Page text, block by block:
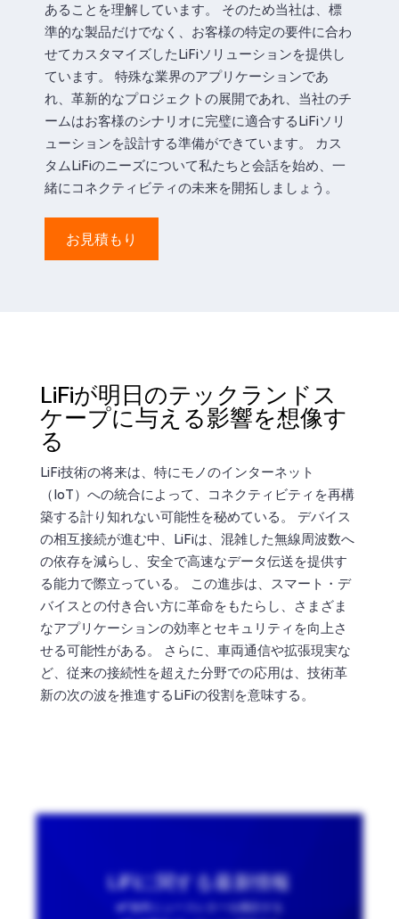
あることを理解しています。 そのため当社は、標
準的な製品だけでなく、お客様の特定の要件に合わ
せてカスタマイズしたLiFiソリューションを提供し
ています。 特殊な業界のアプリケーションであ
れ、革新的なプロジェクトの展開であれ、当社のチ
ームはお客様のシナリオに完璧に適合するLiFiソリ
ューションを設計する準備ができています。 カス
タムLiFiのニーズについて私たちと会話を始め、一
緒にコネクティビティの未来を開拓しましょう。
お見積もり
LiFiが明日のテックランドス
ケープに与える影響を想像す
る
LiFi技術の将来は、特にモノのインターネット
（IoT）への統合によって、コネクティビティを再構
築する計り知れない可能性を秘めている。 デバイス
の相互接続が進む中、LiFiは、混雑した無線周波数へ
の依存を減らし、安全で高速なデータ伝送を提供す
る能力で際立っている。 この進歩は、スマート・デ
バイスとの付き合い方に革命をもたらし、さまざま
なアプリケーションの効率とセキュリティを向上さ
せる可能性がある。 さらに、車両通信や拡張現実な
ど、従来の接続性を超えた分野での応用は、技術革
新の次の波を推進するLiFiの役割を意味する。
LiFiに関する最新情報
無料ニュースレターを購読する